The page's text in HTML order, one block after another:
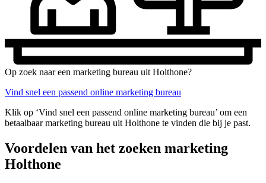
Op zoek naar een marketing bureau uit Holthone?
Vind snel een passend online marketing bureau
Klik op ‘Vind snel een passend online marketing bureau’ om een
betaalbaar marketing bureau uit Holthone te vinden die bij je past.
Voordelen van het zoeken marketing
Holthone